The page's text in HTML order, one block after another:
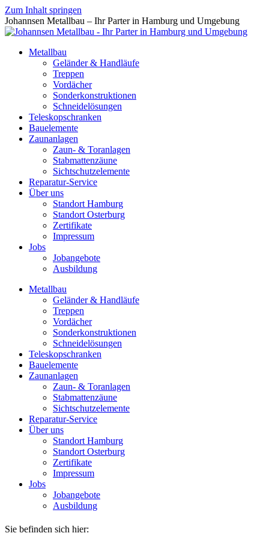
Zum Inhalt springen
Johannsen Metallbau – Ihr Parter in Hamburg und Umgebung
Metallbau
Geländer & Handläufe
Treppen
Vordächer
Sonderkonstruktionen
Schneidelösungen
Teleskopschranken
Bauelemente
Zaunanlagen
Zaun- & Toranlagen
Stabmattenzäune
Sichtschutzelemente
Reparatur-Service
Über uns
Standort Hamburg
Standort Osterburg
Zertifikate
Impressum
Jobs
Jobangebote
Ausbildung
Metallbau
Geländer & Handläufe
Treppen
Vordächer
Sonderkonstruktionen
Schneidelösungen
Teleskopschranken
Bauelemente
Zaunanlagen
Zaun- & Toranlagen
Stabmattenzäune
Sichtschutzelemente
Reparatur-Service
Über uns
Standort Hamburg
Standort Osterburg
Zertifikate
Impressum
Jobs
Jobangebote
Ausbildung
Sie befinden sich hier: